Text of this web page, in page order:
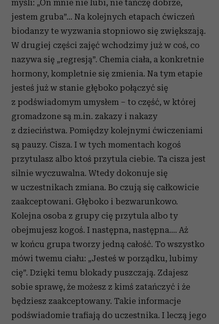
myśli: „On mnie nie lubi, nie tańczę dobrze,
jestem gruba”… Na kolejnych etapach ćwiczeń
biodanzy te wyzwania stopniowo się zwiększają.
W drugiej części zajęć wchodzimy już w coś, co
nazywa się „regresją”. Chemia ciała, a konkretnie
hormony, kompletnie się zmienia. Na tym etapie
jesteś już w stanie głęboko połączyć się
z podświadomym umysłem – to część, w której
gromadzone są m.in. zakazy i nakazy
z dzieciństwa. Pomiędzy kolejnymi ćwiczeniami
są pauzy. Cisza. I w tych momentach kogoś
przytulasz albo ktoś przytula ciebie. Ta cisza jest
silnie wyczuwalna. Wtedy dokonuje się
w uczestnikach zmiana. Bo czują się całkowicie
zaakceptowani. Głęboko i bezwarunkowo.
Kolejna osoba z grupy cię przytula albo ty
obejmujesz kogoś. I następna, następna.... Aż
w końcu grupa tworzy jedną całość. To wszystko
mówi twemu ciału: „Jesteś w porządku, lubimy
cię”. Dzięki temu blokady puszczają. Zdajesz
sobie sprawę, że możesz z kimś zatańczyć i że
będziesz zaakceptowany. Takie informacje
podświadomie trafiają do uczestnika. I leczą jego